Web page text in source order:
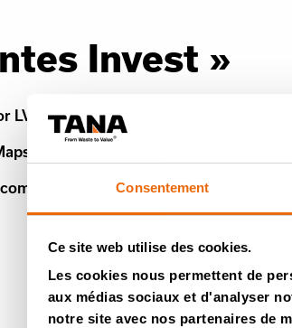
Consentement
Ce site web utilise des cookies.
Les cookies nous permettent de
aux médias sociaux et d'analyser
notre site avec nos partenaires de
Invest »
LV-1039 Riga